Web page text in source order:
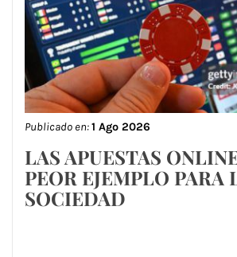
Publicado en:1 Ago 2026
LAS APUESTAS
PEOR EJEMPLO PARA
SOCIEDAD